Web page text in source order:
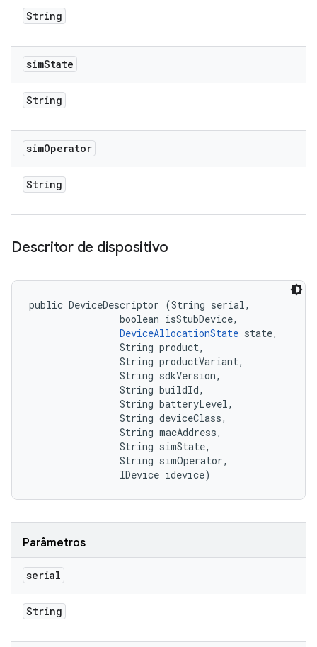
String
simState
String
simOperator
String
Descritor de dispositivo
public DeviceDescriptor (String serial,
                boolean isStubDevice,
DeviceAllocationState state,
                String product,
                String productVariant,
                String sdkVersion,
                String buildId,
                String batteryLevel,
                String deviceClass,
                String macAddress,
                String simState,
                String simOperator,
                IDevice idevice)
Parâmetros
serial
String